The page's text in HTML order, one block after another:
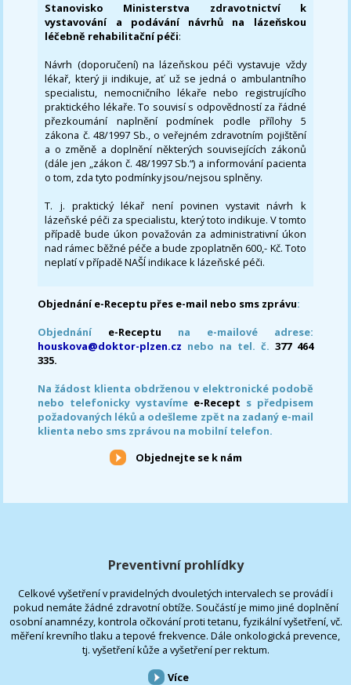
Stanovisko Ministerstva zdravotnictví k
vystavování a podávání návrhů na lázeňskou
léčebně rehabilitační péči:
Návrh (doporučení) na lázeňskou péči vystavuje vždy
lékař, který ji indikuje, ať už se jedná o ambulantního
specialistu, nemocničního lékaře nebo registrujícího
praktického lékaře. To souvisí s odpovědností za řádné
přezkoumání naplnění podmínek podle přílohy 5
zákona č. 48/1997 Sb., o veřejném zdravotním pojištění
a o změně a doplnění některých souvisejících zákonů
(dále jen „zákon č. 48/1997 Sb.“) a informování pacienta
o tom, zda tyto podmínky jsou/nejsou splněny.
T. j. praktický lékař není povinen vystavit návrh k
lázeňské péči za specialistu, který toto indikuje. V tomto
případě bude úkon považován za administrativní úkon
nad rámec běžné péče a bude zpoplatněn 600,- Kč. Toto
neplatí v případě NAŠÍ indikace k lázeňské péči.
Objednání e-Receptu přes e-mail nebo sms zprávu:
Objednání e-Receptu na e-mailové adrese:
houskova@doktor-plzen.cz nebo na tel. č. 377 464
335.
Na žádost klienta obdrženou v elektronické podobě
nebo telefonicky vystavíme e-Recept s předpisem
požadovaných léků a odešleme zpět na zadaný e-mail
klienta nebo sms zprávou na mobilní telefon.
Objednejte se k nám
Preventivní prohlídky
Celkové vyšetření v pravidelných dvouletých intervalech se provádí i
pokud nemáte žádné zdravotní obtíže. Součástí je mimo jiné doplnění
osobní anamnézy, kontrola očkování proti tetanu, fyzikální vyšetření, vč.
měření krevního tlaku a tepové frekvence. Dále onkologická prevence,
tj. vyšetření kůže a vyšetření per rektum.
Více